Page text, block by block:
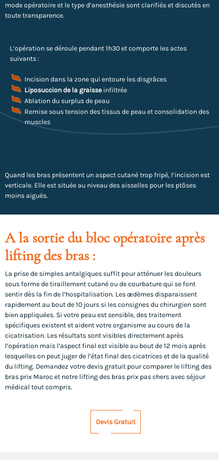
mode opératoire et le type d’anesthésie sont clarifiés et discutés en
toute transparence.
L’opération se déroule pendant 1h30 et comporte les actes
suivants :
Incision dans la zone qui entoure les disgrâces
Liposuccion de la graisse infiltrée
Ablation du surplus de peau
Remise sous tension des tissus de peau et consolidation des
muscles
Quand les bras présentent un aspect cutané trop fripé, l’incision est
verticale. Elle est située au niveau des aisselles pour les ptôses
moins aiguës.
A la sortie du bloc opératoire après
lifting des bras :
La prise de simples antalgiques suffit pour atténuer les douleurs
sous forme de tiraillement cutané ou de courbature qui se font
sentir dès la fin de l’hospitalisation. Les œdèmes disparaissent
rapidement au bout de 10 jours si les consignes du chirurgien sont
bien appliquées. Si votre peau est sensible, des traitement
spécifiques existent et aident votre organisme au cours de la
cicatrisation. Les résultats sont visibles directement après
l’opération mais l’aspect final est visible au bout de 12 mois après
lesquelles on peut juger de l’état final des cicatrices et de la qualité
du lifting. Demandez votre devis gratuit pour comparer le lifting des
bras prix Maroc et notre lifting des bras prix pas chers avec séjour
médical tout compris.
Devis Gratuit